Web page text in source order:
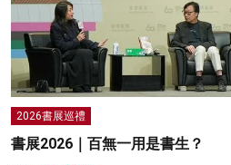
2026書展巡禮
書展2026｜百無一用是書生？